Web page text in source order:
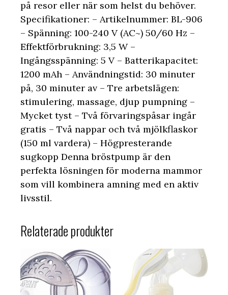
på resor eller när som helst du behöver.
Specifikationer: – Artikelnummer: BL-906
– Spänning: 100-240 V (AC~) 50/60 Hz –
Effektförbrukning: 3,5 W –
Ingångsspänning: 5 V – Batterikapacitet:
1200 mAh – Användningstid: 30 minuter
på, 30 minuter av – Tre arbetslägen:
stimulering, massage, djup pumpning –
Mycket tyst – Två förvaringspåsar ingår
gratis – Två nappar och två mjölkflaskor
(150 ml vardera) – Högpresterande
sugkopp Denna bröstpump är den
perfekta lösningen för moderna mammor
som vill kombinera amning med en aktiv
livsstil.
Relaterade produkter